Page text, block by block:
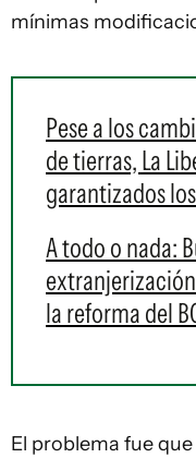
mínimas
Pese a los
de tierras, La
garantizados
A todo o nada:
la reforma del
El problema fue